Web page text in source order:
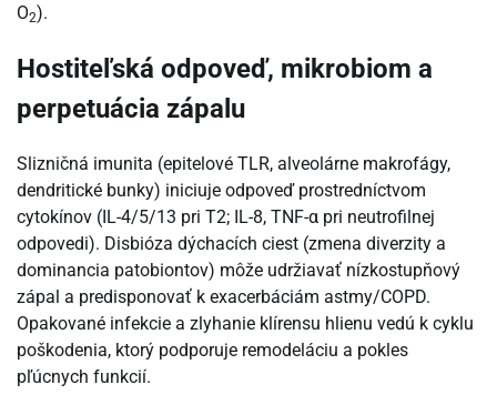
O2).
Hostiteľská odpoveď, mikrobiom a
perpetuácia zápalu
Slizničná imunita (epitelové TLR, alveolárne makrofágy,
dendritické bunky) iniciuje odpoveď prostredníctvom
cytokínov (IL-4/5/13 pri T2; IL-8, TNF-α pri neutrofilnej
odpovedi). Disbióza dýchacích ciest (zmena diverzity a
dominancia patobiontov) môže udržiavať nízkostupňový
zápal a predisponovať k exacerbáciám astmy/COPD.
Opakované infekcie a zlyhanie klírensu hlienu vedú k cyklu
poškodenia, ktorý podporuje remodeláciu a pokles
pľúcnych funkcií.